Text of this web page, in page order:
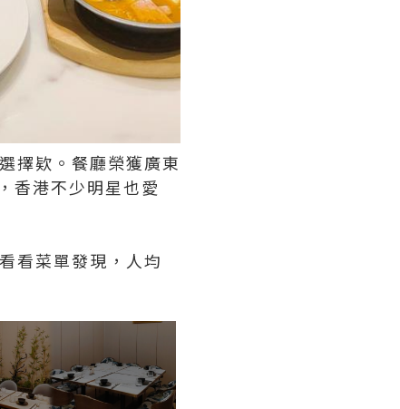
擇欵。餐廳榮獲廣東
香港不少明星也愛
看菜單發現，人均